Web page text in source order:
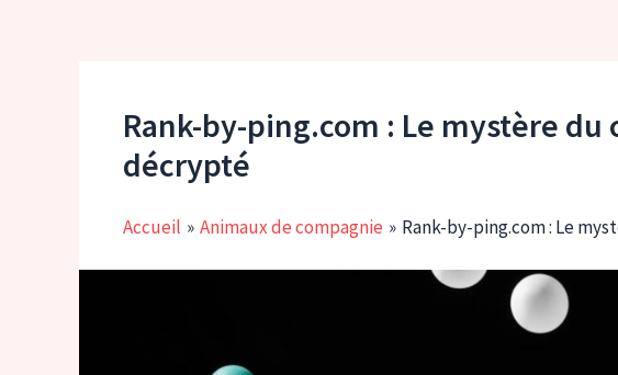
Rank-by-ping.com : Le mystère
décrypté
Accueil Animaux de compagnie Rank-by-ping.com : Le